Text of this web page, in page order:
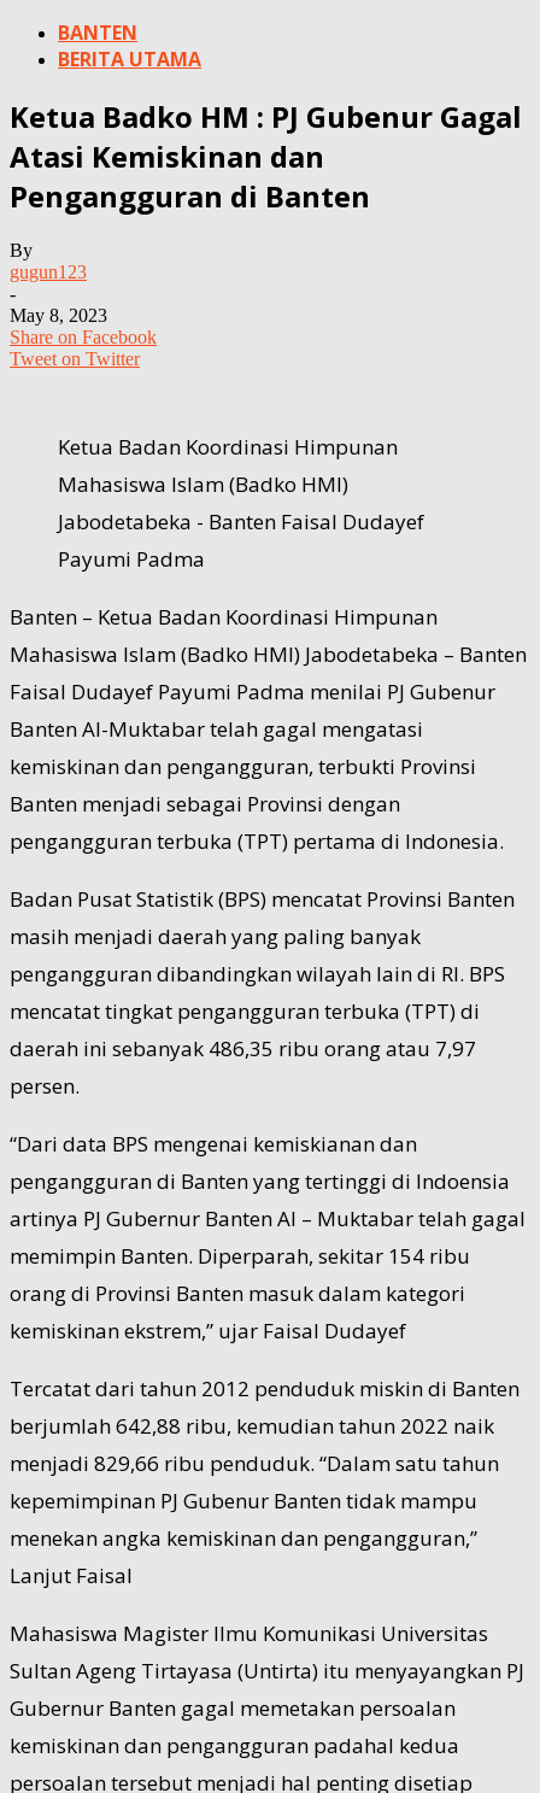
BANTEN
BERITA UTAMA
Ketua Badko HM : PJ Gubenur Gagal
Atasi Kemiskinan dan
Pengangguran di Banten
By
gugun123
-
May 8, 2023
Share on Facebook
Tweet on Twitter
Ketua Badan Koordinasi Himpunan
Mahasiswa Islam (Badko HMI)
Jabodetabeka - Banten Faisal Dudayef
Payumi Padma
Banten – Ketua Badan Koordinasi Himpunan
Mahasiswa Islam (Badko HMI) Jabodetabeka – Banten
Faisal Dudayef Payumi Padma menilai PJ Gubenur
Banten Al-Muktabar telah gagal mengatasi
kemiskinan dan pengangguran, terbukti Provinsi
Banten menjadi sebagai Provinsi dengan
pengangguran terbuka (TPT) pertama di Indonesia.
Badan Pusat Statistik (BPS) mencatat Provinsi Banten
masih menjadi daerah yang paling banyak
pengangguran dibandingkan wilayah lain di RI. BPS
mencatat tingkat pengangguran terbuka (TPT) di
daerah ini sebanyak 486,35 ribu orang atau 7,97
persen.
“Dari data BPS mengenai kemiskianan dan
pengangguran di Banten yang tertinggi di Indoensia
artinya PJ Gubernur Banten Al – Muktabar telah gagal
memimpin Banten. Diperparah, sekitar 154 ribu
orang di Provinsi Banten masuk dalam kategori
kemiskinan ekstrem,” ujar Faisal Dudayef
Tercatat dari tahun 2012 penduduk miskin di Banten
berjumlah 642,88 ribu, kemudian tahun 2022 naik
menjadi 829,66 ribu penduduk. “Dalam satu tahun
kepemimpinan PJ Gubenur Banten tidak mampu
menekan angka kemiskinan dan pengangguran,”
Lanjut Faisal
Mahasiswa Magister Ilmu Komunikasi Universitas
Sultan Ageng Tirtayasa (Untirta) itu menyayangkan PJ
Gubernur Banten gagal memetakan persoalan
kemiskinan dan pengangguran padahal kedua
persoalan tersebut menjadi hal penting disetiap